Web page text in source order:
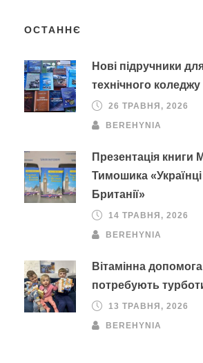
ОСТАННЄ
Нові підручники
технічного коледжу
26 ТРАВНЯ, 2026
BEREHYNIA
Презентація книги
Тимошика
Британії»
14 ТРАВНЯ, 2026
BEREHYNIA
Вітамінна
потребують
13 ТРАВНЯ, 2026
BEREHYNIA